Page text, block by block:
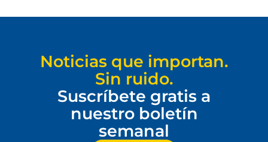
Noticias que importan.
Sin ruido.
Suscríbete gratis a
nuestro boletín
semanal